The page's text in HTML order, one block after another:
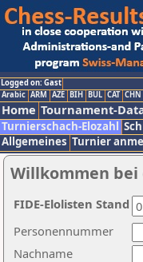
Logged on: Gast
Arabic ARM AZE BIH BUL CAT CHN
Home Tournament-
Turnierschach-Elozahl
Allgemeines Turnier
Willkommen bei
Nachname
Personennummer
FIDE-Elolisten Stand